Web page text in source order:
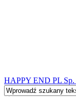
HAPPY END PL Sp.